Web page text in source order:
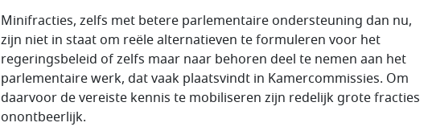
Minifracties, zelfs met betere parlementaire ondersteuning dan nu,
zijn niet in staat om reële alternatieven te formuleren voor het
regeringsbeleid of zelfs maar naar behoren deel te nemen aan het
parlementaire werk, dat vaak plaatsvindt in Kamercommissies. Om
daarvoor de vereiste kennis te mobiliseren zijn redelijk grote fracties
onontbeerlijk.